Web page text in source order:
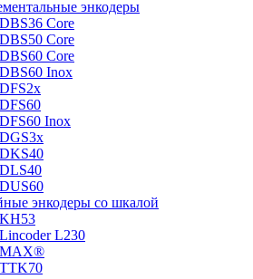
энкодеры
DBS36 Core
DBS50 Core
DBS60 Core
DBS60 Inox
DFS2x
DFS60
DFS60 Inox
DGS3x
DKS40
DLS40
DUS60
энкодеры со шкалой
KH53
Lincoder L230
MAX®
TTK70